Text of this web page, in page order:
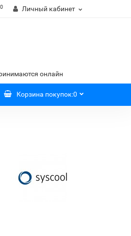
0 Личный кабинет
онлайн
Корзина покупок:0